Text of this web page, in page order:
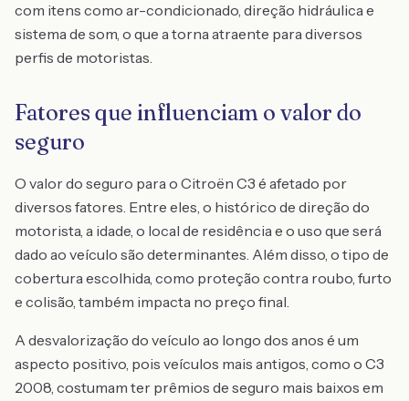
com itens como ar-condicionado, direção hidráulica e
sistema de som, o que a torna atraente para diversos
perfis de motoristas.
Fatores que influenciam o valor do
seguro
O valor do seguro para o Citroën C3 é afetado por
diversos fatores. Entre eles, o histórico de direção do
motorista, a idade, o local de residência e o uso que será
dado ao veículo são determinantes. Além disso, o tipo de
cobertura escolhida, como proteção contra roubo, furto
e colisão, também impacta no preço final.
A desvalorização do veículo ao longo dos anos é um
aspecto positivo, pois veículos mais antigos, como o C3
2008, costumam ter prêmios de seguro mais baixos em